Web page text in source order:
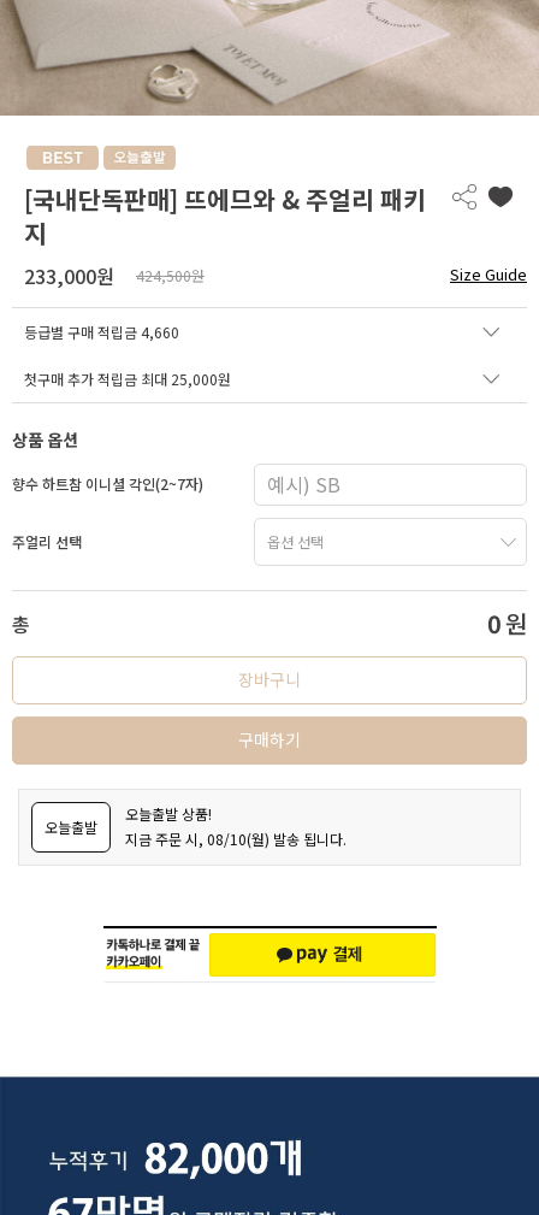
[국내단독판매] 뜨에므와 & 주얼리 패키
지
233,000원 424,500원 Size Guide
등급별 구매 적립금4,660
첫구매 추가 적립금 최대 25,000원
상품 옵션
향수 하트참 이니셜 각인(2~7자)
주얼리 선택
총 0원
장바구니
구매하기
오늘출발
오늘출발 상품!
지금 주문 시, 08/10(월) 발송 됩니다.